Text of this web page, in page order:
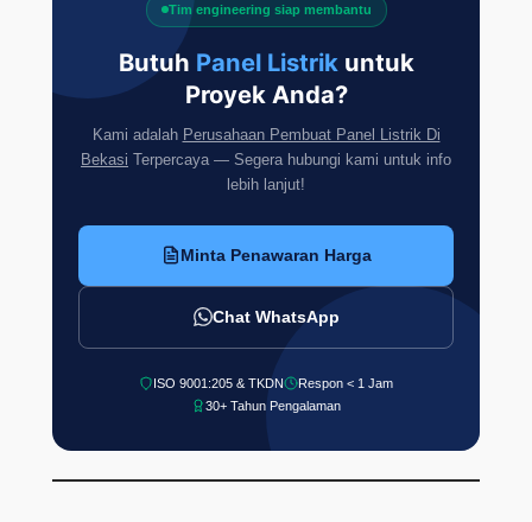
Tim engineering siap membantu
Butuh Panel Listrik untuk
Proyek Anda?
Kami adalah Perusahaan Pembuat Panel Listrik Di
Bekasi Terpercaya — Segera hubungi kami untuk info
lebih lanjut!
Minta Penawaran Harga
Chat WhatsApp
ISO 9001:205 & TKDN
Respon < 1 Jam
30+ Tahun Pengalaman